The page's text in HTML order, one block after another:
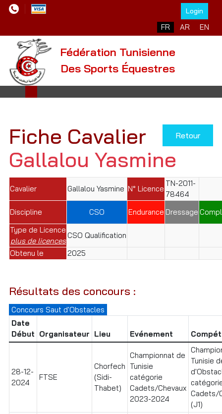
Login
Sélectionnez votre
FR AR EN
Fédération Tunisienne
Des Sports Équestres
Retour
Fiche Cavalier
Gallalou Yasmine
Cavalier Gallalou Yasmine N° Licence
TN-2011-
78464
Discipline
CSO Endurance Dressage
Type de Licence
plus de licences
CSO Qualification
Obtenu le
2025
Résultats des concours :
Concours Saut d'Obstacles
Date
Début Organisateur Lieu Evénement
28-12-
2024
FTSE
Chorfech
(Sidi-
Thabet)
Championnat de
Tunisie
catégorie
Cadets/Chevaux
2023-2024
Tunisie
Cadets/
(J1)